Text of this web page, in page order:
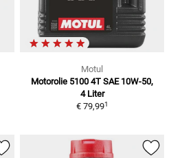
Motul
Motorolie 5100 4T SAE 10W-50,
4 Liter
€ 79,991